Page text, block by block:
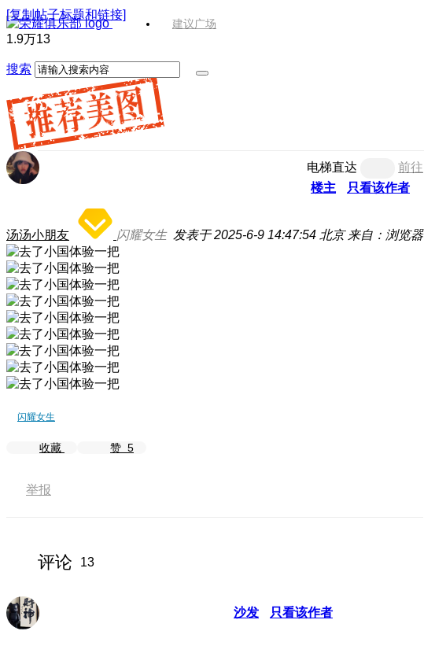
建议广场
搜索
[复制帖子标题和链接]
1.9万13
电梯直达
前往
楼主
只看该作者
汤汤小朋友 闪耀女生 发表于 2025-6-9 14:47:54 北京 来自：浏览器
闪耀女生
收藏 赞 5
举报
评论 13
沙发 只看该作者